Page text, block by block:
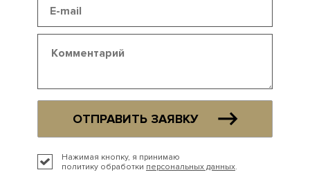
ОТПРАВИТЬ ЗАЯВКУ
Нажимая кнопку, я принимаю
политику обработки персональных данных.